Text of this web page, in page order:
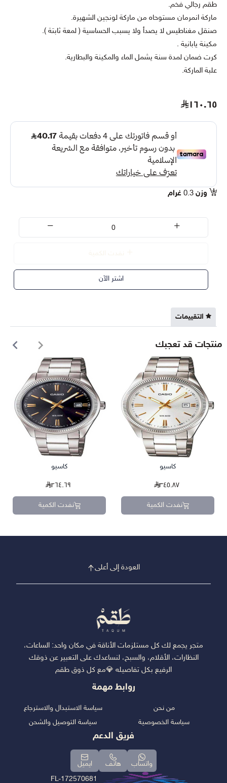
طقم رجالي فخم.
ماركة انمرمان مستوحاه من ماركة لونجين الشهيرة.
صنقل مغناطيس لا يصدأ ولا يسبب الحساسية ( لمعة ثابتة ).
مكينة يابانية .
كرت ضمان لمدة سنة يشمل الماء والمكينة والبطارية.
علبة الماركة.
١٦٠.٦٥
وزن 0.3 غرام
اشتر الآن
التقييمات
منتجات قد تعجبك
كاسيو
٣٤٥.٨٧
نفدت الكمية
كاسيو
٢٦٤.٦٩
نفدت الكمية
العودة إلى أعلى
متجر يجمع لك كل مستلزمات الأناقة في مكان واحد: الساعات،
النظارات، الأقلام، والسبح، لنساعدك على التعبير عن ذوقك
الرفيع بكل تفاصيله 💎مع كل ذوق طقم
روابط مهمة
من نحن
سياسة الخصوصية
سياسة الاستبدال والاسترجاع
سياسة التوصيل والشحن
فريق الدعم
واتساب هاتف
ايميل
FL-172570681